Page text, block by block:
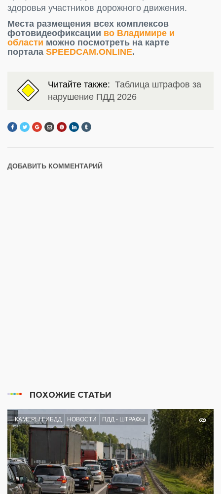
здоровья участников дорожного движения.
Места размещения всех комплексов
фотовидеофиксации во Владимире и
области можно посмотреть на карте
портала SPEEDCAM.ONLINE.
Читайте также: Таблица штрафов за
нарушение ПДД 2026
ДОБАВИТЬ КОММЕНТАРИЙ
ПОХОЖИЕ СТАТЬИ
КАМЕРЫ ГИБДД НОВОСТИ ПДД - ШТРАФЫ